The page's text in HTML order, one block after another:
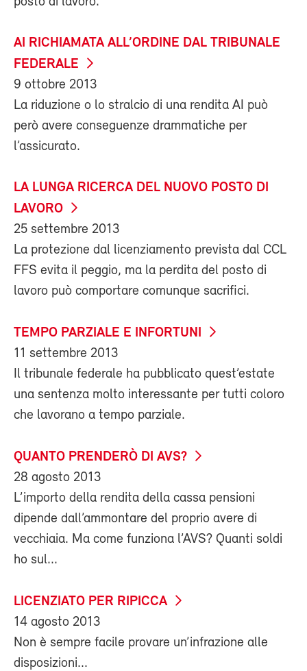
AI RICHIAMATA ALL’ORDINE DAL TRIBUNALE
FEDERALE
9 ottobre 2013
La riduzione o lo stralcio di una rendita AI può
però avere conseguenze drammatiche per
l’assicurato.
LA LUNGA RICERCA DEL NUOVO POSTO DI
LAVORO
25 settembre 2013
La protezione dal licenziamento prevista dal CCL
FFS evita il peggio, ma la perdita del posto di
lavoro può comportare comunque sacrifici.
TEMPO PARZIALE E INFORTUNI
11 settembre 2013
Il tribunale federale ha pubblicato quest’estate
una sentenza molto interessante per tutti coloro
che lavorano a tempo parziale.
QUANTO PRENDERÒ DI AVS?
28 agosto 2013
L’importo della rendita della cassa pensioni
dipende dall’ammontare del proprio avere di
vecchiaia. Ma come funziona l’AVS? Quanti soldi
ho sul...
LICENZIATO PER RIPICCA
14 agosto 2013
Non è sempre facile provare un’infrazione alle
disposizioni...